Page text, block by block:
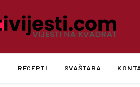
RECEPTI SVAŠTARA